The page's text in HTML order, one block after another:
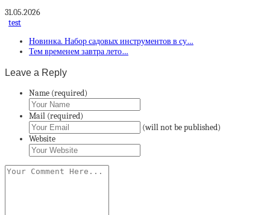
31.05.2026
test
Новинка. Набор садовых инструментов в су…
Тем временем завтра лето…
Leave a Reply
Name (required)
Mail (required)
(will not be published)
Website